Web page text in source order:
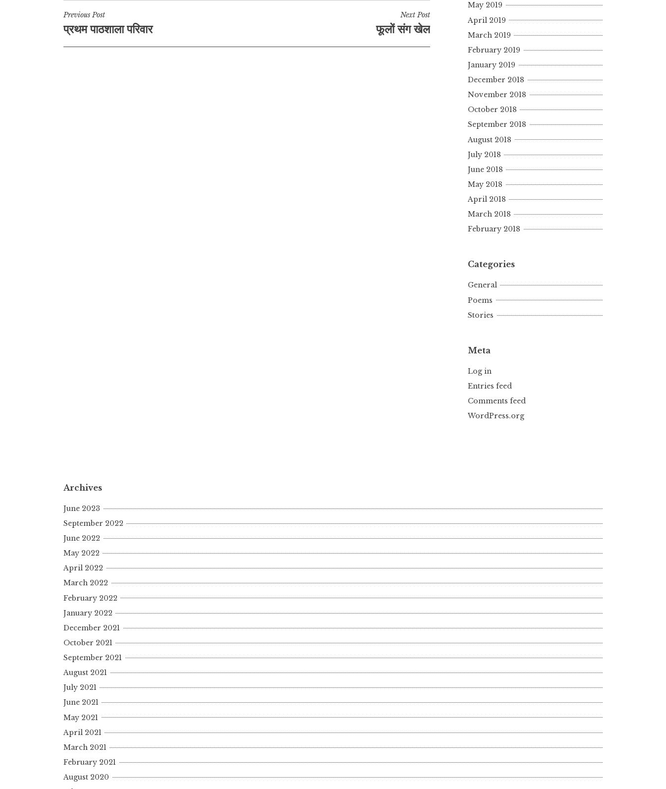
Post
navigation
Previous Post
प्रथम पाठशाला परिवार
Next Post
फूलों संग खेल
May 2019
April 2019
March 2019
February 2019
January 2019
December 2018
November 2018
October 2018
September 2018
August 2018
July 2018
June 2018
May 2018
April 2018
March 2018
February 2018
Categories
General
Poems
Stories
Meta
Log in
Entries feed
Comments feed
WordPress.org
Archives
June 2023
September 2022
June 2022
May 2022
April 2022
March 2022
February 2022
January 2022
December 2021
October 2021
September 2021
August 2021
July 2021
June 2021
May 2021
April 2021
March 2021
February 2021
August 2020